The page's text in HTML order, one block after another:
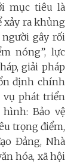
mục tiêu là
xảy ra khủng
gây rối
nóng”, lực
giải pháp
định chính
vụ phát triển
Bảo vệ
trọng điểm,
Đảng, Nhà
hóa, xã hội